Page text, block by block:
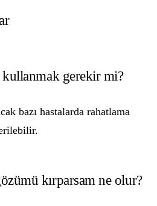
gerekir mi?
bazı hastalarda rahatlama
kırparsam ne olur?